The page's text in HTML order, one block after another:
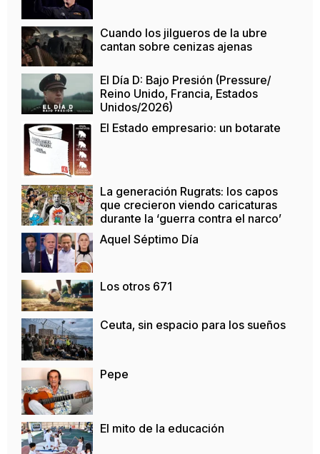
Cuando los jilgueros de la ubre
cantan sobre cenizas ajenas
El Día D: Bajo Presión (Pressure/
Reino Unido, Francia, Estados
Unidos/2026)
El Estado empresario: un botarate
La generación Rugrats: los capos
que crecieron viendo caricaturas
durante la ‘guerra contra el narco’
Aquel Séptimo Día
Los otros 671
Ceuta, sin espacio para los sueños
Pepe
El mito de la educación